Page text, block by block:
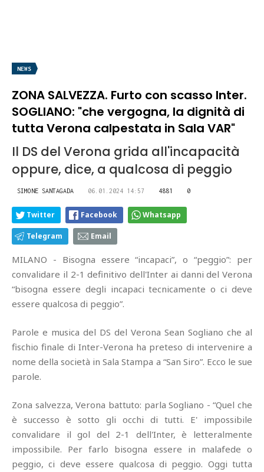
NEWS
ZONA SALVEZZA. Furto con scasso Inter.
SOGLIANO: "che vergogna, la dignità di
tutta Verona calpestata in Sala VAR"
Il DS del Verona grida all'incapacità
oppure, dice, a qualcosa di peggio
SIMONE SANTAGADA 06.01.2024 14:57 4881 0
Twitter Facebook Whatsapp
Telegram Email
MILANO - Bisogna essere “incapaci”, o “peggio”: per
convalidare il 2-1 definitivo dell'Inter ai danni del Verona
“bisogna essere degli incapaci tecnicamente o ci deve
essere qualcosa di peggio”.
Parole e musica del DS del Verona Sean Sogliano che al
fischio finale di Inter-Verona ha preteso di intervenire a
nome della società in Sala Stampa a “San Siro”. Ecco le sue
parole.
Zona salvezza, Verona battuto: parla Sogliano - “Quel che
è successo è sotto gli occhi di tutti. E' impossibile
convalidare il gol del 2-1 dell'Inter, è letteralmente
impossibile. Per farlo bisogna essere in malafede o
peggio, ci deve essere qualcosa di peggio. Oggi tutta